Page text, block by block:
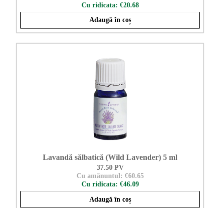
Cu ridicata: €20.68
Adaugă în coș
Lavandă sălbatică (Wild Lavender) 5 ml
37.50 PV
Cu amănuntul: €60.65
Cu ridicata: €46.09
Adaugă în coș